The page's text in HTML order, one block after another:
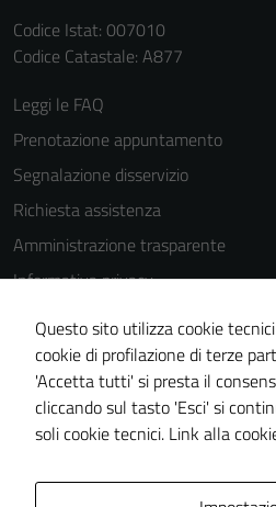
Codice Istat: 007010
Codice Catastale: A877
Leggi le FAQ
Prenotazione appuntamento
Segnalazione disservizio
Richiesta assistenza
Amministrazione trasparente
Informativa privacy
Cookie Policy
Note legali
Dichiarazione di accessibilità
Piano di miglioramento del sito
Questo sito utilizza cookie
cookie di profilazione di terze
'Accetta tutti' si presta il
cliccando sul tasto 'Esci' si
soli cookie tecnici. Link alla